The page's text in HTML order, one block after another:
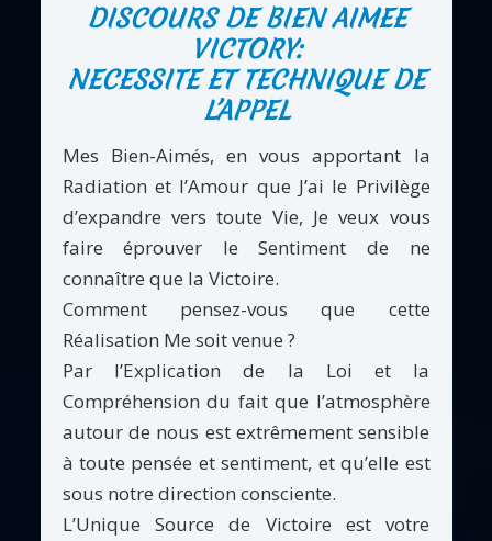
DISCOURS DE BIEN AIMEE
VICTORY:
NECESSITE ET TECHNIQUE DE
L’APPEL
Mes Bien-Aimés, en vous apportant la
Radiation et l’Amour que J’ai le Privilège
d’expandre vers toute Vie, Je veux vous
faire éprouver le Sentiment de ne
connaître que la Victoire.
Comment pensez-vous que cette
Réalisation Me soit venue ?
Par l’Explication de la Loi et la
Compréhension du fait que l’atmosphère
autour de nous est extrêmement sensible
à toute pensée et sentiment, et qu’elle est
sous notre direction consciente.
L’Unique Source de Victoire est votre